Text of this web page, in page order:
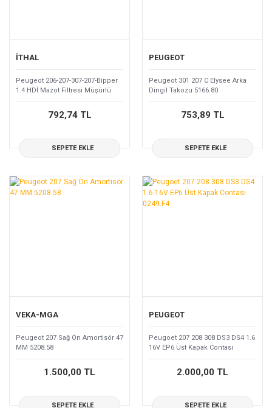
İTHAL
Peugeot 206-207-307-207-Bipper
1.4 HDİ Mazot Filtresi Müşürlü
1901.99
792,74 TL
SEPETE EKLE
PEUGEOT
Peugeot 301 207 C Elysee Arka
Dingil Takozu 5166.80
753,89 TL
SEPETE EKLE
VEKA-MGA
Peugeot 207 Sağ Ön Amortisör 47
MM 5208.58
1.500,00 TL
SEPETE EKLE
PEUGEOT
Peugoet 207 208 308 DS3 DS4 1.6
16V EP6 Üst Kapak Contası
0249.F4
2.000,00 TL
SEPETE EKLE